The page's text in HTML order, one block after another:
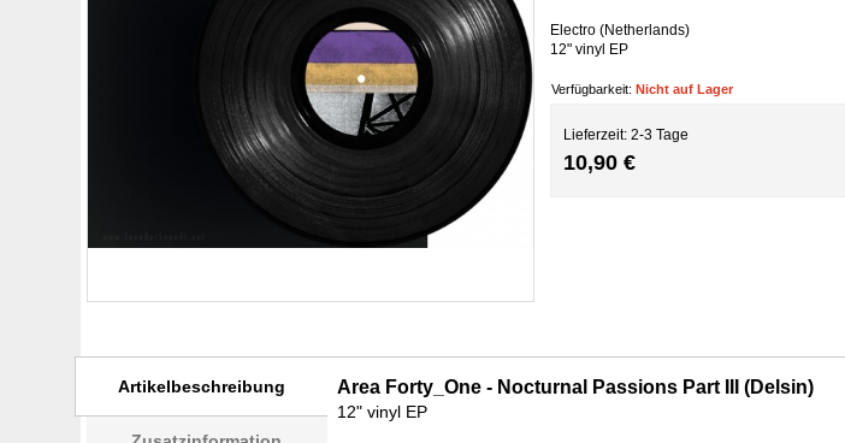
Electro (Netherlands)
12" vinyl EP
Verfügbarkeit:Nicht auf Lager
Lieferzeit: 2-3 Tage
10,90 €
Artikelbeschreibung Area Forty_One - Nocturnal Passions Part III (Delsin)
12" vinyl EP